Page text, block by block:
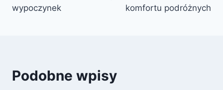
wypoczynek
komfortu podróżnych
Podobne wpisy